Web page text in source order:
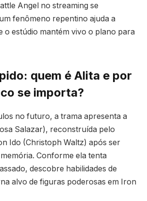
Angel no streaming se
fenômeno repentino ajuda a
o estúdio mantém vivo o plano para
quem é Alita e por
se importa?
no futuro, a trama apresenta a
Salazar), reconstruída pelo
Ido (Christoph Waltz) após ser
Conforme ela tenta
descobre habilidades de
alvo de figuras poderosas em Iron